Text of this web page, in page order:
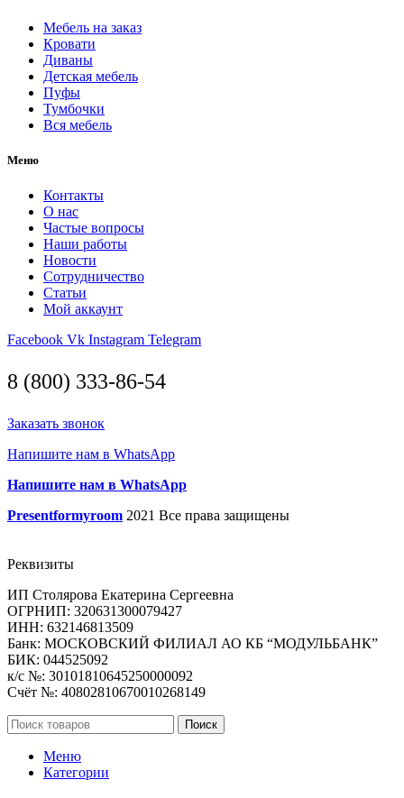
Мебель на заказ
Кровати
Диваны
Детская мебель
Пуфы
Тумбочки
Вся мебель
Меню
Контакты
О нас
Частые вопросы
Наши работы
Новости
Сотрудничество
Статьи
Мой аккаунт
Facebook Vk Instagram Telegram
8 (800) 333-86-54
Заказать звонок
Напишите нам в WhatsApp
Напишите нам в WhatsApp
Presentformyroom 2021 Все права защищены
Реквизиты
ИП Столярова Екатерина Сергеевна
ОГРНИП: 320631300079427
ИНН: 632146813509
Банк: МОСКОВСКИЙ ФИЛИАЛ АО КБ “МОДУЛЬБАНК”
БИК: 044525092
к/с №: 30101810645250000092
Счёт №: 40802810670010268149
Поиск
Меню
Категории